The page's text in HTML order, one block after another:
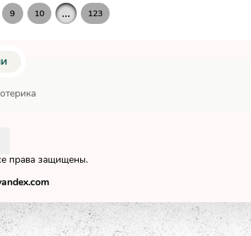
9 10 ... 123
права защищены.